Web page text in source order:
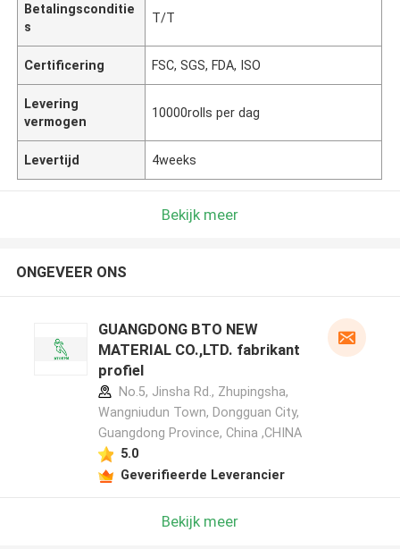
Betalingsconditie
s
T/T
Certificering FSC, SGS, FDA, ISO
Levering
vermogen
10000rolls per dag
Levertijd 4weeks
Bekijk meer
ONGEVEER ONS
GUANGDONG BTO NEW
MATERIAL CO.,LTD. fabrikant
profiel
No.5, Jinsha Rd., Zhupingsha,
Wangniudun Town, Dongguan City,
Guangdong Province, China ,CHINA
5.0
Geverifieerde Leverancier
Bekijk meer